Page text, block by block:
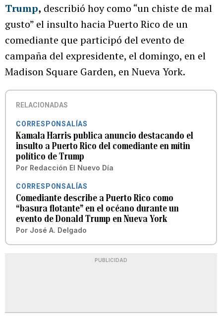
Trump, describió hoy como “un chiste de mal
gusto” el insulto hacia Puerto Rico de un
comediante que participó del evento de
campaña del expresidente, el domingo, en el
Madison Square Garden, en Nueva York.
RELACIONADAS
CORRESPONSALÍAS
Kamala Harris publica anuncio destacando el
insulto a Puerto Rico del comediante en mítin
político de Trump
Por Redacción El Nuevo Día
CORRESPONSALÍAS
Comediante describe a Puerto Rico como
“basura flotante” en el océano durante un
evento de Donald Trump en Nueva York
Por José A. Delgado
PUBLICIDAD